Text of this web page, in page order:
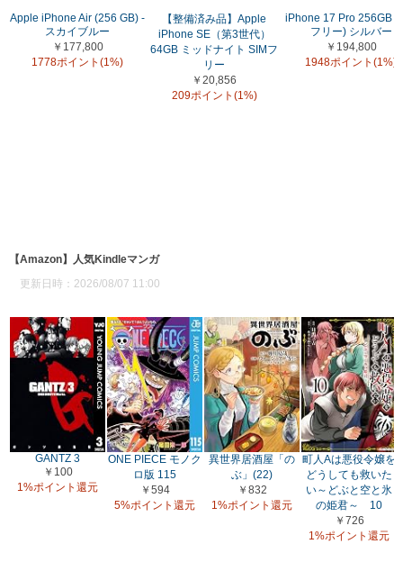
Apple iPhone Air (256 GB) -
スカイブルー
￥177,800
1778ポイント(1%)
【整備済み品】Apple
iPhone SE（第3世代）
64GB ミッドナイト SIMフ
リー
￥20,856
209ポイント(1%)
iPhone 17 Pro 256GB
フリー) シルバー
￥194,800
1948ポイント(1%)
【Amazon】人気Kindleマンガ
更新日時：2026/08/07 11:00
GANTZ 3
￥100
1%ポイント還元
ONE PIECE モノク
ロ版 115
￥594
5%ポイント還元
異世界居酒屋「の
ぶ」(22)
￥832
1%ポイント還元
町人Aは悪役令嬢を
どうしても救いた
い～どぶと空と氷
の姫君～ 10
￥726
1%ポイント還元